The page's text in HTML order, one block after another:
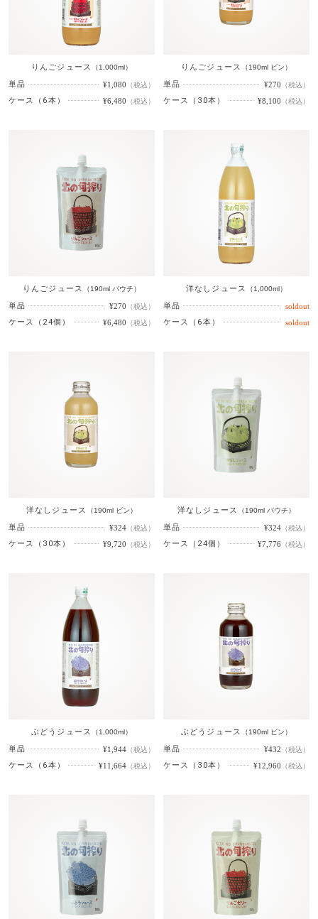
りんごジュース （1,000ml）
単品 ¥1,080 （税込）
ケース（6本） ¥6,480 （税込）
りんごジュース （190ml ビン）
単品 ¥270 （税込）
ケース（30本） ¥8,100 （税込）
りんごジュース （190ml パウチ）
単品 ¥270 （税込）
ケース（24個） ¥6,480 （税込）
洋なしジュース （1,000ml）
単品
ケース（6本）
洋なしジュース （190ml ビン）
単品 ¥324 （税込）
ケース（30本） ¥9,720 （税込）
洋なしジュース （190ml パウチ）
単品 ¥324 （税込）
ケース（24個） ¥7,776 （税込）
ぶどうジュース （1,000ml）
単品 ¥1,944 （税込）
ケース（6本） ¥11,664 （税込）
ぶどうジュース （190ml ビン）
単品 ¥432 （税込）
ケース（30本） ¥12,960 （税込）